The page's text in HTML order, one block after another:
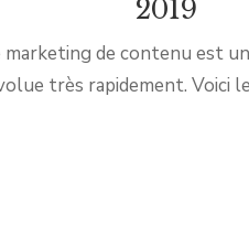
2019
marketing de contenu est
très rapidement. Voici